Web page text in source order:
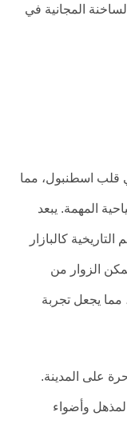
المجانية في
قلب اسطنبول، مما
المهمة. يبعد
كالبازار
الزوار من
مما يجعل تجربة
على المدينة.
وأضواء